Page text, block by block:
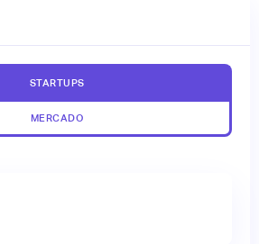
STARTUPS
MERCADO